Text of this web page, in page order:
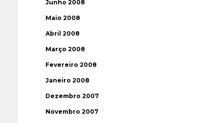
Junho 2008
Maio 2008
Abril 2008
Março 2008
Fevereiro 2008
Janeiro 2008
Dezembro 2007
Novembro 2007